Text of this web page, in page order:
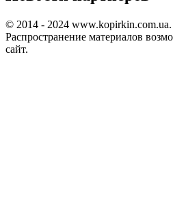
© 2014 - 2024
Распространение материалов
сайт.